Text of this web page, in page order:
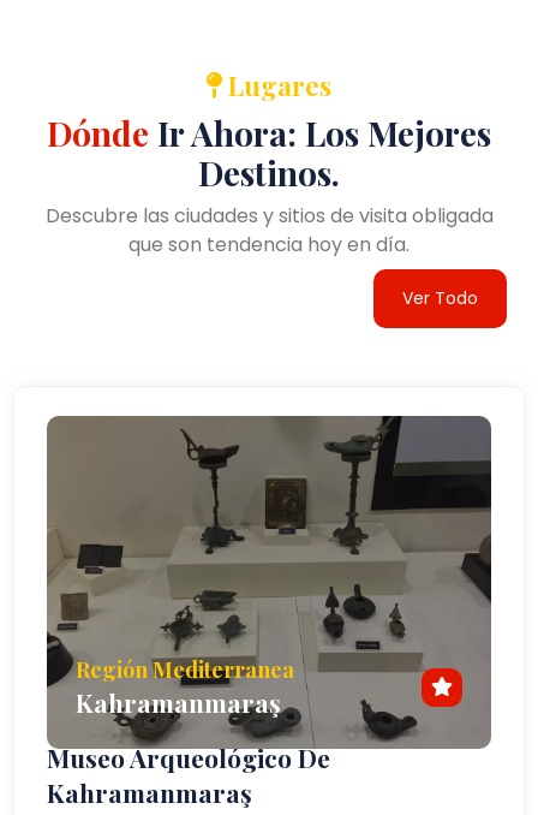
Lugares
Dónde Ir Ahora: Los Mejores
Destinos.
Descubre las ciudades y sitios de visita obligada
que son tendencia hoy en día.
Ver Todo
Región Mediterranea
Kahramanmaraş
Museo Arqueológico De
Kahramanmaraş